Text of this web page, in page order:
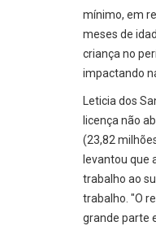
mínimo, em
meses de
criança no
impactando
Leticia dos
licença não
(23,82
levantou que
trabalho ao
trabalho. "O
grande parte